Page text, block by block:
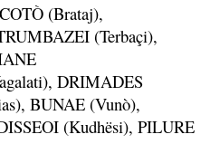
(Brataj),
(Terbaçi),
DRIMADES
BUNAE (Vunò),
(Kudhësi), PILURE